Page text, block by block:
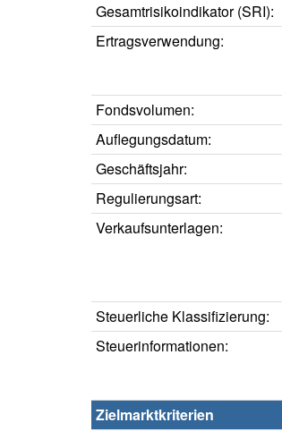
Gesamtrisikoindikator (SRI):
Ertragsverwendung:
Fondsvolumen:
Auflegungsdatum:
Geschäftsjahr:
Regulierungsart:
Verkaufsunterlagen:
Steuerliche Klassifizierung:
Steuerinformationen:
Zielmarktkriterien